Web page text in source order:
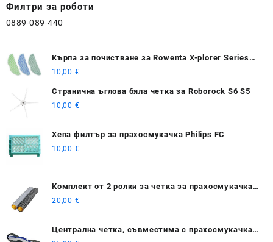
Филтри за роботи
0889-089-440
Кърпа за почистване за Rowenta X-plorer Series
S75s/ S75s+
10,00 €
Странична ъглова бяла четка за Roborock S6 S5
10,00 €
Хепа филтър за прахосмукачка Philips FC
10,00 €
Комплект от 2 ролки за четка за прахосмукачка
за iRobot Roomba 800/900 гумени Сив/Черен
20,00 €
Централна четка, съвместима с прахосмукачка